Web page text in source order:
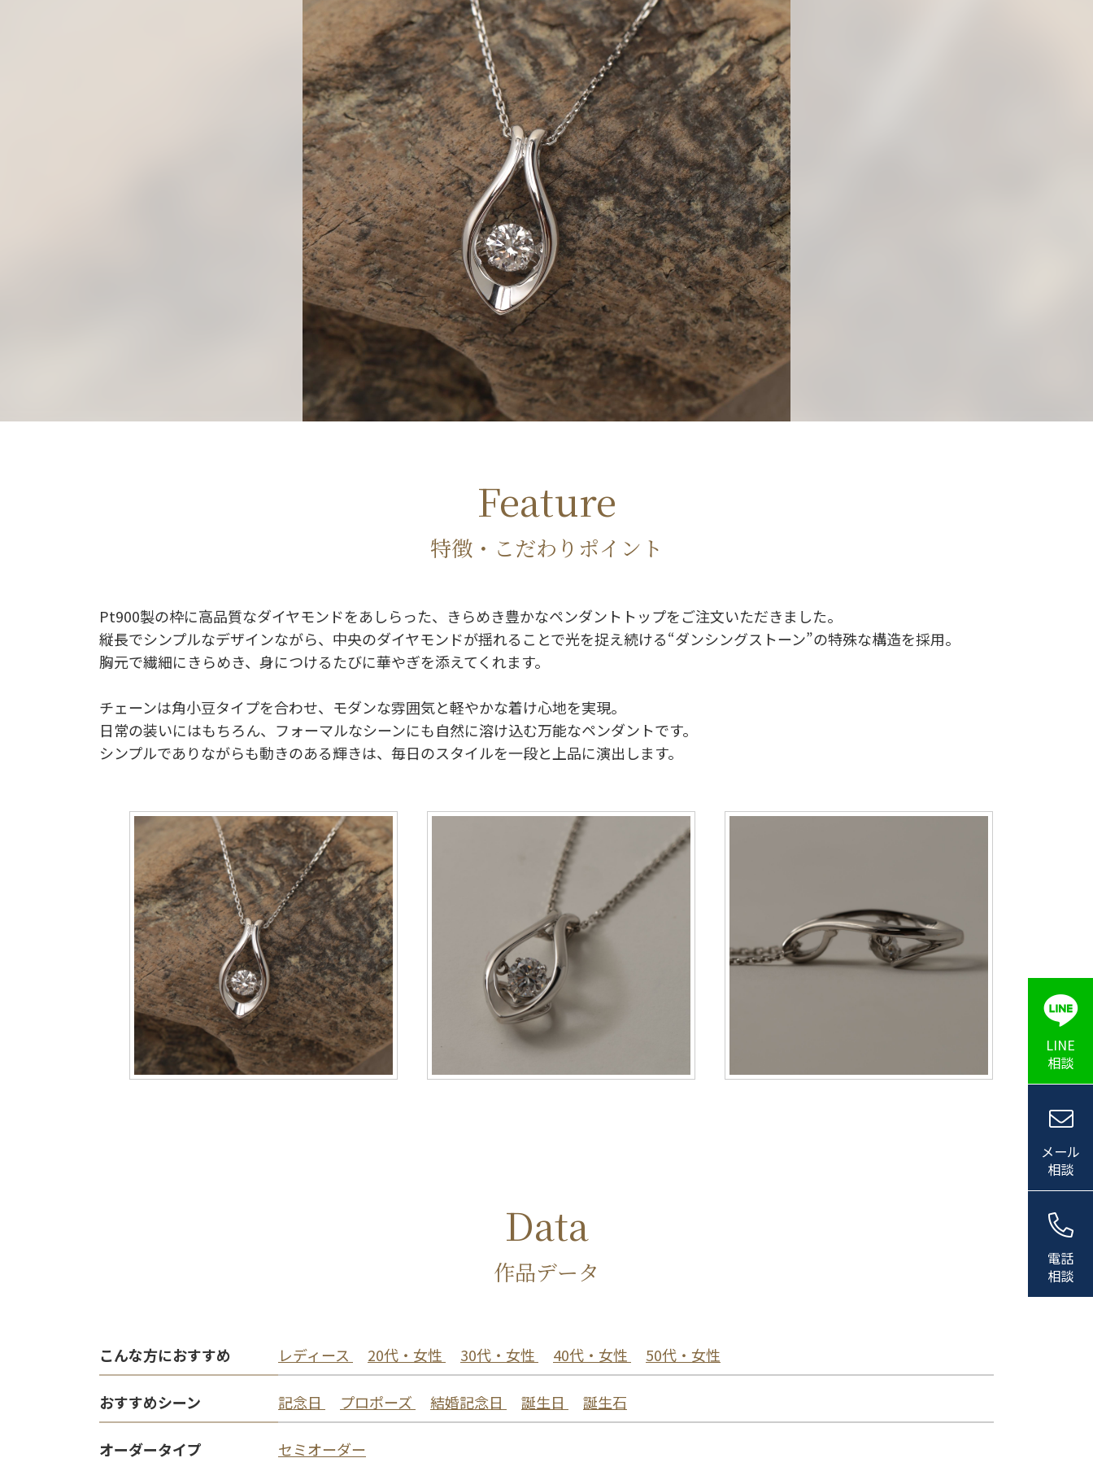
LINE
相談
メール
相談
電話
相談
Feature
特徴・こだわりポイント
Pt900製の枠に高品質なダイヤモンドをあしらった、きらめき豊かなペンダントトップをご注文いただきました。
縦長でシンプルなデザインながら、中央のダイヤモンドが揺れることで光を捉え続ける“ダンシングストーン”の特殊な構造を採用。
胸元で繊細にきらめき、身につけるたびに華やぎを添えてくれます。
チェーンは角小豆タイプを合わせ、モダンな雰囲気と軽やかな着け心地を実現。
日常の装いにはもちろん、フォーマルなシーンにも自然に溶け込む万能なペンダントです。
シンプルでありながらも動きのある輝きは、毎日のスタイルを一段と上品に演出します。
Data
作品データ
こんな方におすすめ レディース 20代・女性 30代・女性 40代・女性 50代・女性
おすすめシーン 記念日 プロポーズ 結婚記念日 誕生日 誕生石
オーダータイプ セミオーダー